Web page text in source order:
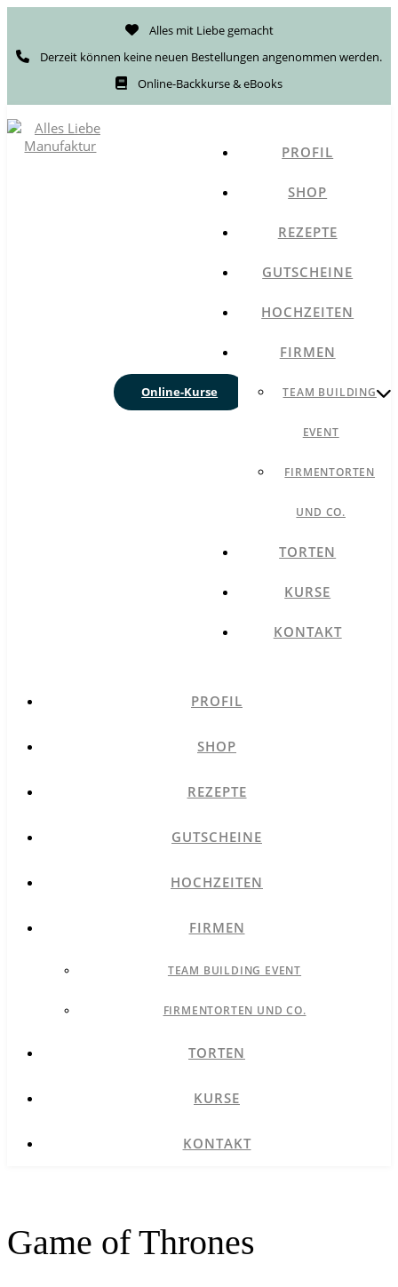
Alles mit Liebe gemacht
Derzeit können keine neuen Bestellungen angenommen werden.
Online-Backkurse & eBooks
Online-Kurse
PROFIL
SHOP
REZEPTE
GUTSCHEINE
HOCHZEITEN
FIRMEN
TEAM BUILDING
EVENT
FIRMENTORTEN
UND CO.
TORTEN
KURSE
KONTAKT
PROFIL
SHOP
REZEPTE
GUTSCHEINE
HOCHZEITEN
FIRMEN
TEAM BUILDING EVENT
FIRMENTORTEN UND CO.
TORTEN
KURSE
KONTAKT
Game of Thrones